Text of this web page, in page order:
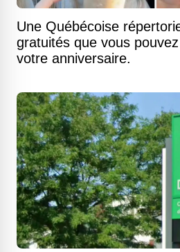
Une Québécoise
gratuités que vous
votre anniversaire.